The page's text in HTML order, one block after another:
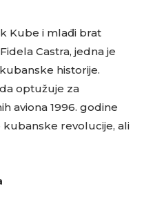
Kube i mlađi brat
Castra, jedna je
historije.
optužuje za
aviona 1996. godine
revolucije, ali